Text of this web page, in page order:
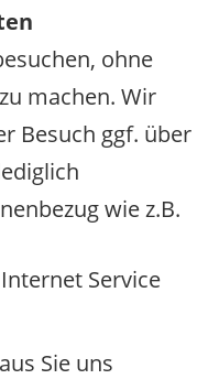
ohne
machen. Wir
Besuch ggf. über
wie z.B.
Service
Sie uns